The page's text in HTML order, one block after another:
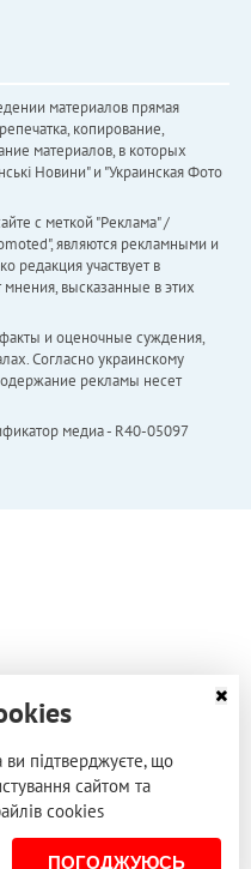
материалов прямая
копирование,
материалов, в которых
Новини" и "Украинская Фото
с меткой "Реклама" /
являются рекламными и
редакция участвует в
мнения, высказанные в этих
факты и оценочные суждения,
Согласно украинскому
рекламы несет
медиа - R40-05097
підтверджуєте, що
сайтом та
cookies
ПОГОДЖУЮСЬ